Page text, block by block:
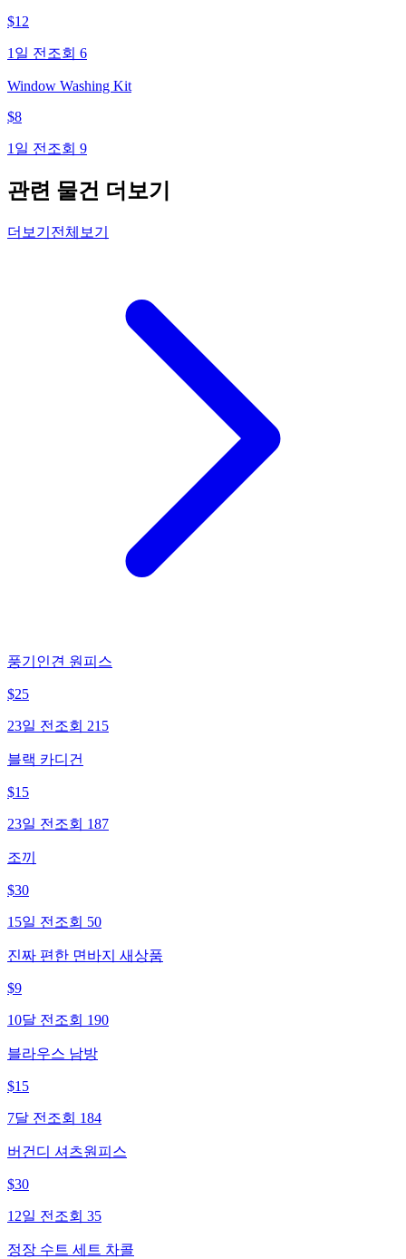
$12
1일 전 조회 6
Window Washing Kit
$8
1일 전 조회 9
관련 물건 더보기
더보기 전체보기
풍기인견 원피스
$25
23일 전 조회 215
블랙 카디건
$15
23일 전 조회 187
조끼
$30
15일 전 조회 50
진짜 편한 면바지 새상품
$9
10달 전 조회 190
블라우스 남방
$15
7달 전 조회 184
버건디 셔츠원피스
$30
12일 전 조회 35
정장 수트 세트 차콜